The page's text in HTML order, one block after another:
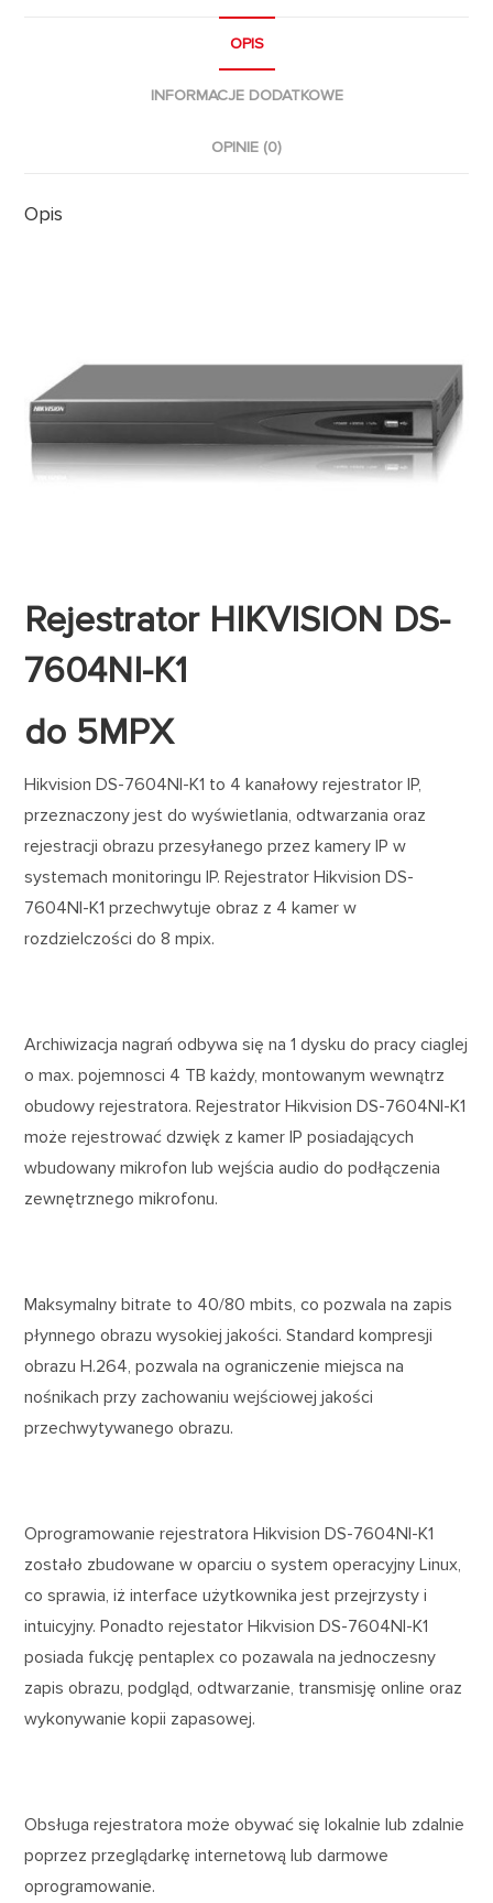
OPIS
INFORMACJE DODATKOWE
OPINIE (0)
Opis
Rejestrator HIKVISION DS-
7604NI-K1
do 5MPX
Hikvision DS-7604NI-K1 to 4 kanałowy rejestrator IP,
przeznaczony jest do wyświetlania, odtwarzania oraz
rejestracji obrazu przesyłanego przez kamery IP w
systemach monitoringu IP. Rejestrator Hikvision DS-
7604NI-K1 przechwytuje obraz z 4 kamer w
rozdzielczości do 8 mpix.
Archiwizacja nagrań odbywa się na 1 dysku do pracy ciaglej
o max. pojemnosci 4 TB każdy, montowanym wewnątrz
obudowy rejestratora. Rejestrator Hikvision DS-7604NI-K1
może rejestrować dzwięk z kamer IP posiadających
wbudowany mikrofon lub wejścia audio do podłączenia
zewnętrznego mikrofonu.
Maksymalny bitrate to 40/80 mbits, co pozwala na zapis
płynnego obrazu wysokiej jakości. Standard kompresji
obrazu H.264, pozwala na ograniczenie miejsca na
nośnikach przy zachowaniu wejściowej jakości
przechwytywanego obrazu.
Oprogramowanie rejestratora Hikvision DS-7604NI-K1
zostało zbudowane w oparciu o system operacyjny Linux,
co sprawia, iż interface użytkownika jest przejrzysty i
intuicyjny. Ponadto rejestator Hikvision DS-7604NI-K1
posiada fukcję pentaplex co pozawala na jednoczesny
zapis obrazu, podgląd, odtwarzanie, transmisję online oraz
wykonywanie kopii zapasowej.
Obsługa rejestratora może obywać się lokalnie lub zdalnie
poprzez przeglądarkę internetową lub darmowe
oprogramowanie.